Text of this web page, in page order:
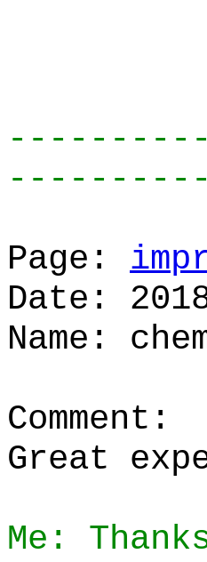
Page:
Date:
Name:
Comment:
Great
Me: